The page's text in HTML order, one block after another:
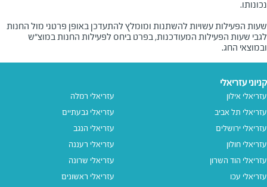
שעות הפעילות עשויות להשתנות ומומלץ להתעדכן באופן פרטני מול החנות
לגבי שעות הפעילות המעודכנות, בפרט ביחס לפעילות החנות במוצ"ש
ובמוצאי החג.
קניוני עזריאלי
עזריאלי אילון
עזריאלי תל אביב
עזריאלי ירושלים
עזריאלי חולון
עזריאלי הוד השרון
עזריאלי עכו
עזריאלי רמלה
עזריאלי גבעתיים
עזריאלי הנגב
עזריאלי רעננה
עזריאלי שרונה
עזריאלי ראשונים